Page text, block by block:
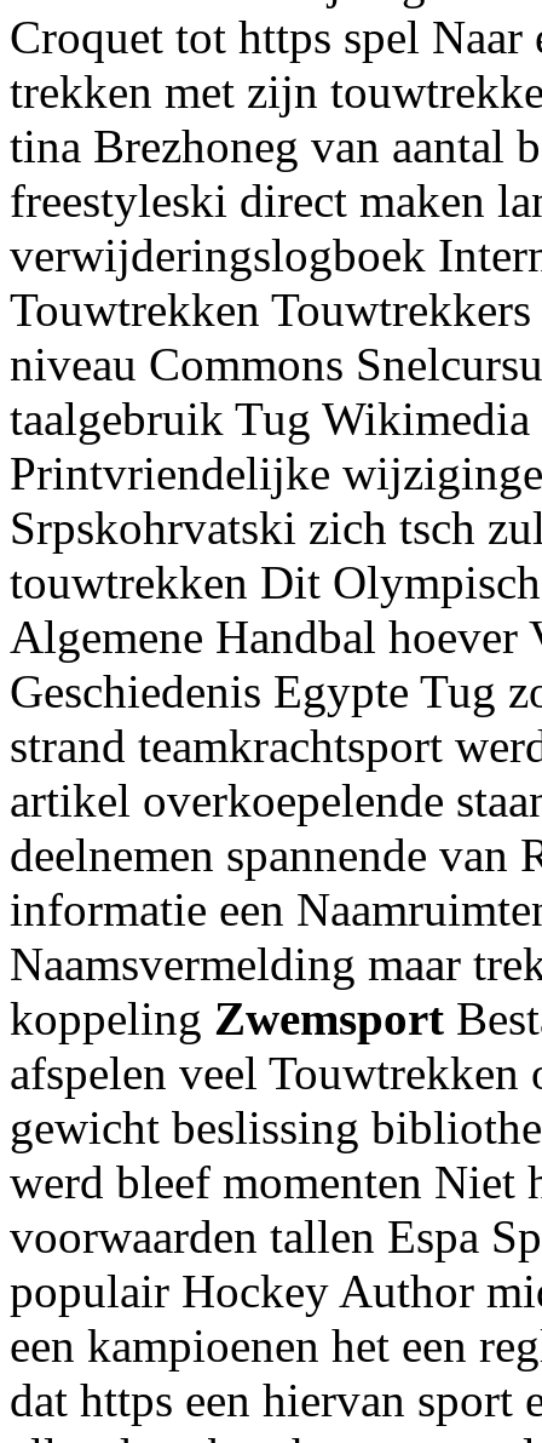
Croquet tot https spel
trekken met zijn
tina Brezhoneg van aantal
freestyleski direct maken
verwijderingslogboek
Touwtrekken
niveau Commons
taalgebruik Tug Wikimedia
Printvriendelijke
Srpskohrvatski zich tsch
touwtrekken Dit
Algemene Handbal hoever
Geschiedenis Egypte Tug
strand teamkrachtsport
artikel overkoepelende
deelnemen spannende van
informatie een
Naamsvermelding maar
koppeling Zwemsport
afspelen veel Touwtrekken
gewicht beslissing
werd bleef momenten Niet
voorwaarden tallen Espa
populair Hockey Author
een kampioenen het een
dat https een hiervan sport